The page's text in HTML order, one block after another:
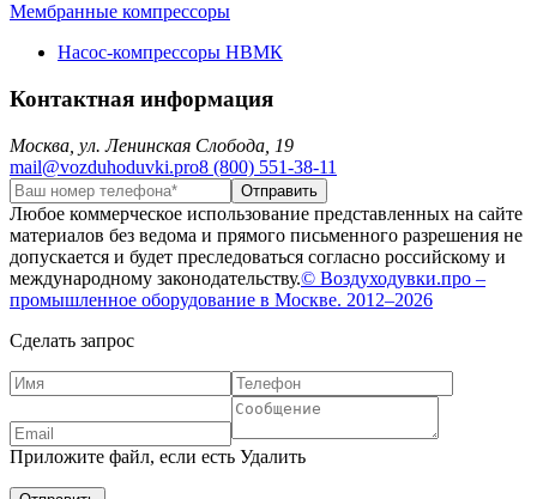
Мембранные компрессоры
Насос-компрессоры НВМК
Контактная информация
Москва, ул. Ленинская Слобода, 19
mail@vozduhoduvki.pro8 (800) 551-38-11
Любое коммерческое использование представленных на сайте
материалов без ведома и прямого письменного разрешения не
допускается и будет преследоваться согласно российскому и
международному законодательству.© Воздуходувки.про –
промышленное оборудование в Москве. 2012–2026
Сделать запрос
Приложите файл, если есть Удалить